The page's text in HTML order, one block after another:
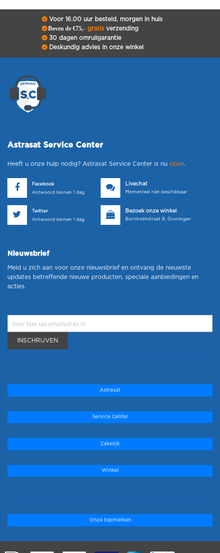
Voor 16.00 uur besteld, morgen in huis
Boven de €75,- gratisverzending
30 dagen omruilgarantie
Deskundig advies in onze winkel
Astrasat Service Center
Heeft u onze hulp nodig? Astrasat Service Center is nu open.
Facebook
Antwoord binnen 1 dag
Livechat
Momenteel niet beschikbaar
Twitter
Antwoord binnen 1 dag
Bezoek onze winkel
Bornholmstraat 8, Groningen
Nieuwsbrief
Meld u zich aan voor onze nieuwsbrief en ontvang de nieuwste
updates betreffende nieuwe producten, speciale aanbiedingen en
acties.
INSCHRIJVEN
Astrasat
Service Center
Zakelijk
Winkel
Onze topmerken